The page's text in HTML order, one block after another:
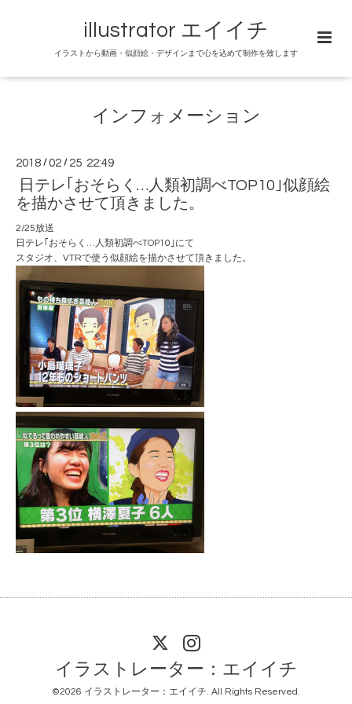
illustrator エイイチ
イラストから動画・似顔絵・デザインまで心を込めて制作を致します
インフォメーション
2018 /02 / 25 22:49
日テレ｢おそらく…人類初調べTOP10｣似顔絵
を描かさせて頂きました。
2/25放送
日テレ｢おそらく…人類初調べTOP10｣にて
スタジオ、VTRで使う似顔絵を描かさせて頂きました。
イラストレーター：エイイチ
©2026 イラストレーター：エイイチ. All Rights Reserved.